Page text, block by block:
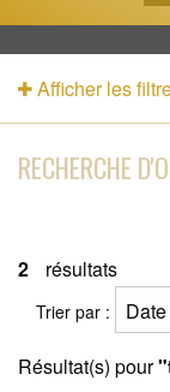
Afficher les
RECHERCHE
2 résultats
Trier par :
Résultat(s) pour